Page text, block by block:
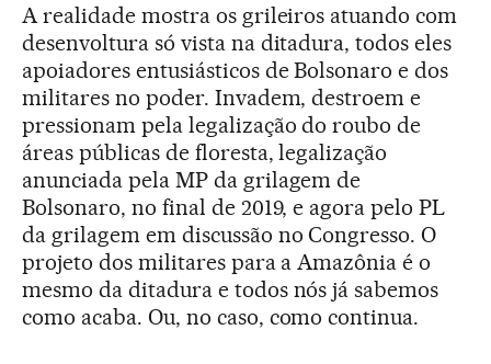
A realidade mostra os grileiros atuando com
desenvoltura só vista na ditadura, todos eles
apoiadores entusiásticos de Bolsonaro e dos
militares no poder. Invadem, destroem e
pressionam pela legalização do roubo de
áreas públicas de floresta, legalização
anunciada pela MP da grilagem de
Bolsonaro, no final de 2019, e agora pelo PL
da grilagem em discussão no Congresso. O
projeto dos militares para a Amazônia é o
mesmo da ditadura e todos nós já sabemos
como acaba. Ou, no caso, como continua.